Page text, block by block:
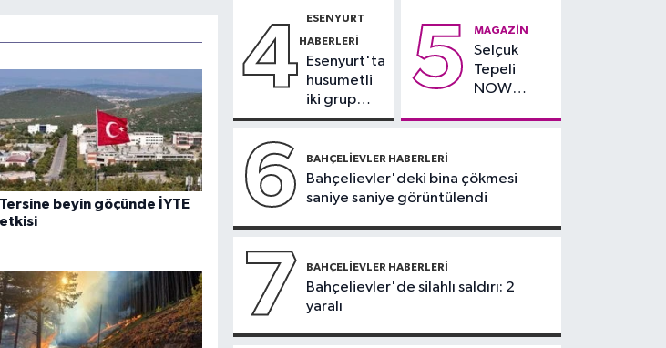
Tersine beyin göçünde İYTE
etkisi
4 ESENYURT
HABERLERI
Esenyurt'ta
husumetli
iki grup
arasında
kavga
5 MAGAZIN
Selçuk
Tepeli
NOW
6 BAHÇELIEVLER HABERLERI
Bahçelievler'deki bina çökmesi
saniye saniye görüntülendi
7 BAHÇELIEVLER HABERLERI
Bahçelievler'de silahlı saldırı: 2
yaralı